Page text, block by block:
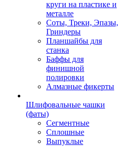
круги на пластике и
металле
Соты, Треки, Эпазы,
Гриндеры
Планшайбы для
станка
Баффы для
финишной
полировки
Алмазные фикерты
Шлифовальные чашки
(фаты)
Сегментные
Сплошные
Выпуклые